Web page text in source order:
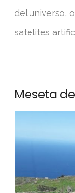
del universo,
satélites
Meseta